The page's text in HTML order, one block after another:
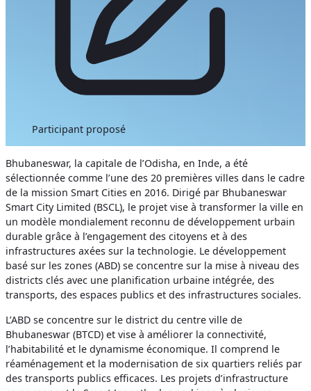
Participant proposé
Bhubaneswar, la capitale de l’Odisha, en Inde, a été
sélectionnée comme l’une des 20 premières villes dans le cadre
de la mission Smart Cities en 2016. Dirigé par Bhubaneswar
Smart City Limited (BSCL), le projet vise à transformer la ville en
un modèle mondialement reconnu de développement urbain
durable grâce à l’engagement des citoyens et à des
infrastructures axées sur la technologie. Le développement
basé sur les zones (ABD) se concentre sur la mise à niveau des
districts clés avec une planification urbaine intégrée, des
transports, des espaces publics et des infrastructures sociales.
L’ABD se concentre sur le district du centre ville de
Bhubaneswar (BTCD) et vise à améliorer la connectivité,
l’habitabilité et le dynamisme économique. Il comprend le
réaménagement et la modernisation de six quartiers reliés par
des transports publics efficaces. Les projets d’infrastructure